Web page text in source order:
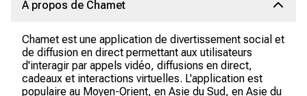
À propos de Chamet
Chamet est une application de divertissement social et
de diffusion en direct permettant aux utilisateurs
d'interagir par appels vidéo, diffusions en direct,
cadeaux et interactions virtuelles. L'application est
populaire au Moyen-Orient, en Asie du Sud, en Asie du